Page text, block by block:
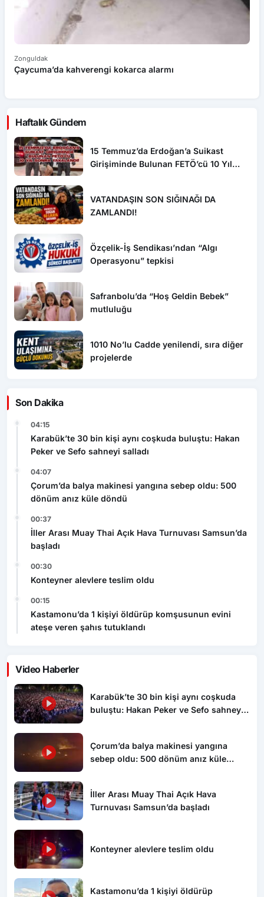
Zonguldak
Çaycuma’da kahverengi kokarca alarmı
Haftalık Gündem
15 Temmuz’da Erdoğan’a Suikast
Girişiminde Bulunan FETÖ’cü 10 Yıl
VATANDAŞIN SON SIĞINAĞI DA
ZAMLANDI!
Özçelik-İş Sendikası’ndan “Algı
Operasyonu” tepkisi
Safranbolu’da “Hoş Geldin Bebek”
mutluluğu
1010 No’lu Cadde yenilendi, sıra diğer
projelerde
Son Dakika
04:15
Karabük’te 30 bin kişi aynı coşkuda buluştu: Hakan
Peker ve Sefo sahneyi salladı
04:07
Çorum’da balya makinesi yangına sebep oldu: 500
dönüm anız küle döndü
00:37
İller Arası Muay Thai Açık Hava Turnuvası Samsun’da
başladı
00:30
Konteyner alevlere teslim oldu
00:15
Kastamonu’da 1 kişiyi öldürüp komşusunun evini
ateşe veren şahıs tutuklandı
Video Haberler
Karabük’te 30 bin kişi aynı coşkuda
buluştu: Hakan Peker ve Sefo sahneyi
Çorum’da balya makinesi yangına
sebep oldu: 500 dönüm anız küle
İller Arası Muay Thai Açık Hava
Turnuvası Samsun’da başladı
Konteyner alevlere teslim oldu
Kastamonu’da 1 kişiyi öldürüp